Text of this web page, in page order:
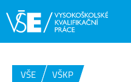
VŠE
VŠKP